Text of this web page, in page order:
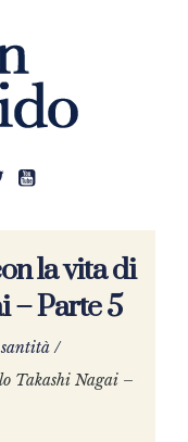
la vita di
– Parte 5
santità /
Takashi Nagai –